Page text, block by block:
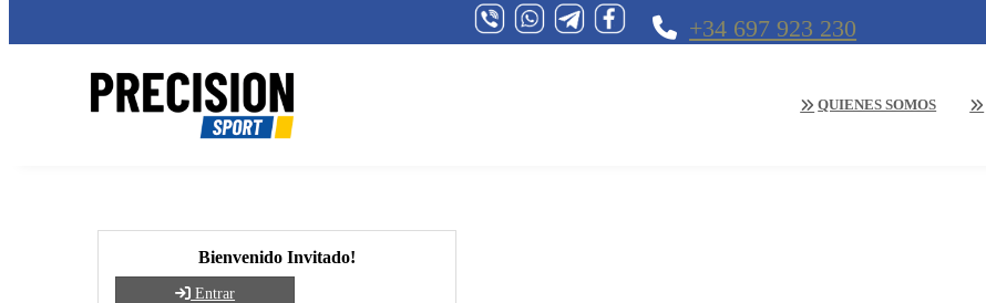
+34 697 923 230
QUIENES SOMOS
Bienvenido Invitado!
Entrar